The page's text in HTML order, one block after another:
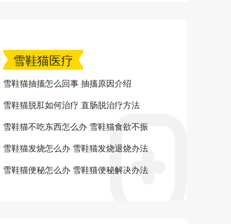
雪鞋猫医疗
雪鞋猫抽搐怎么回事 抽搐原因介绍
雪鞋猫脱肛如何治疗 直肠脱治疗方法
雪鞋猫不吃东西怎么办 雪鞋猫食欲不振
解决办法
雪鞋猫发烧怎么办 雪鞋猫发烧退烧办法
雪鞋猫便秘怎么办 雪鞋猫便秘解决办法